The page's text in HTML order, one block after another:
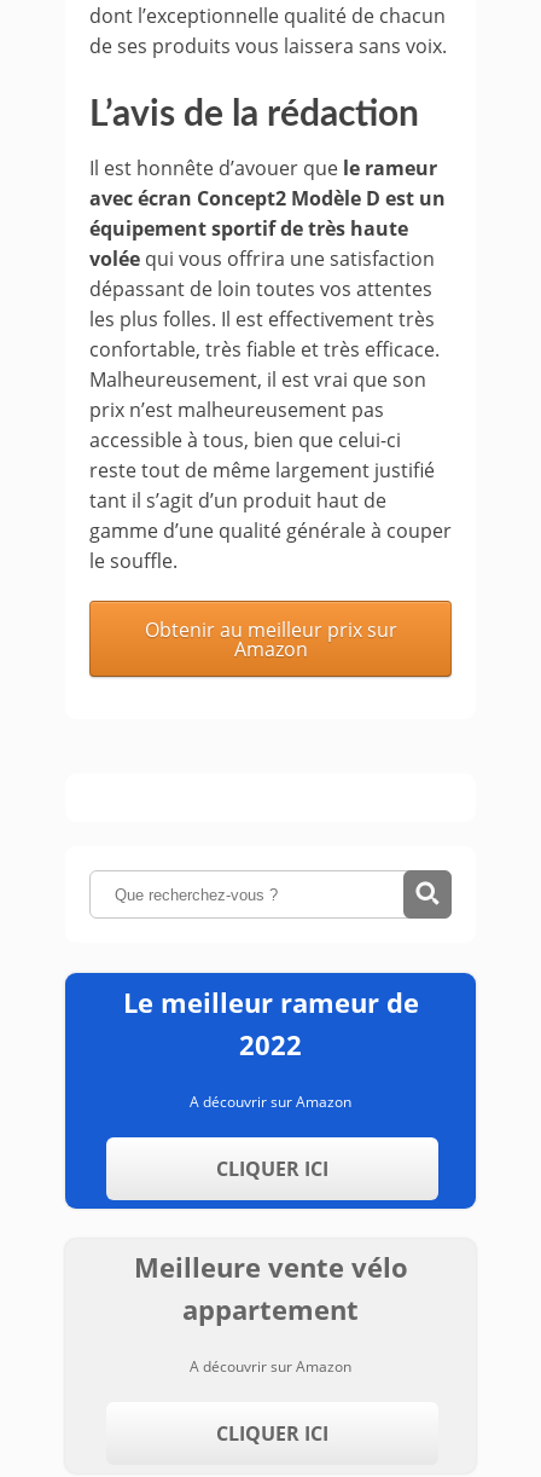
dont l’exceptionnelle qualité de chacun
de ses produits vous laissera sans voix.
L’avis de la rédaction
Il est honnête d’avouer que le rameur
avec écran Concept2 Modèle D est un
équipement sportif de très haute
volée qui vous offrira une satisfaction
dépassant de loin toutes vos attentes
les plus folles. Il est effectivement très
confortable, très fiable et très efficace.
Malheureusement, il est vrai que son
prix n’est malheureusement pas
accessible à tous, bien que celui-ci
reste tout de même largement justifié
tant il s’agit d’un produit haut de
gamme d’une qualité générale à couper
le souffle.
Obtenir au meilleur prix sur
Amazon
Le meilleur rameur de
2022
A découvrir sur Amazon
CLIQUER ICI
Meilleure vente vélo
appartement
A découvrir sur Amazon
CLIQUER ICI